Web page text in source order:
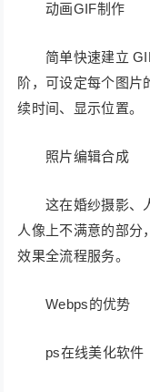
动画GIF制作
简单快速建立 GIF
阶，可设定每个图片
续时间、显示位置。
照片编辑合成
这在婚纱摄影、人
人像上不满意的部分
效果全流程服务。
Webps的优势
ps在线美化软件